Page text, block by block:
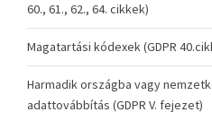
60., 61., 62., 64. cikkek)
Magatartási kódexek (GDPR
Harmadik országba vagy
adattovábbítás (GDPR V. fejezet)